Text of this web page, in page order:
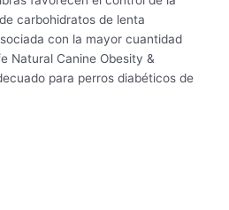
carbohidratos de lenta
con la mayor cuantidad
Natural Canine Obesity &
para perros diabéticos de